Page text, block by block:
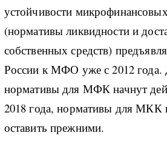
устойчивости
(нормативы ликвидности и
собственных средств)
России к МФО уже с 2012 года.
нормативы для МФК начнут
2018 года, нормативы для МКК
оставить прежними.